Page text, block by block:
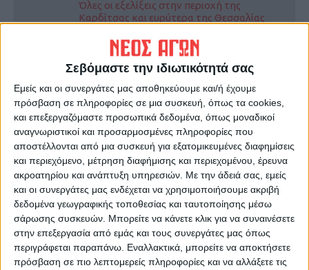
Σεβόμαστε την ιδιωτικότητά σας
Εμείς και οι συνεργάτες μας αποθηκεύουμε και/ή έχουμε
πρόσβαση σε πληροφορίες σε μια συσκευή, όπως τα cookies,
και επεξεργαζόμαστε προσωπικά δεδομένα, όπως μοναδικοί
αναγνωριστικοί και προσαρμοσμένες πληροφορίες που
αποστέλλονται από μια συσκευή για εξατομικευμένες διαφημίσεις
και περιεχόμενο, μέτρηση διαφήμισης και περιεχομένου, έρευνα
ακροατηρίου και ανάπτυξη υπηρεσιών. Με την άδειά σας, εμείς
και οι συνεργάτες μας ενδέχεται να χρησιμοποιήσουμε ακριβή
δεδομένα γεωγραφικής τοποθεσίας και ταυτοποίησης μέσω
σάρωσης συσκευών. Μπορείτε να κάνετε κλικ για να συναινέσετε
στην επεξεργασία από εμάς και τους συνεργάτες μας όπως
περιγράφεται παραπάνω. Εναλλακτικά, μπορείτε να αποκτήσετε
πρόσβαση σε πιο λεπτομερείς πληροφορίες και να αλλάξετε τις
Όλες οι εξελίξεις στην περιοχή της
Καρδίτσας και ευρύτερα της Θεσσαλίας
ΠΡΟΗΓΟΥΜΕΝΟ ΑΡΘΡΟ
παρουσιάζεται στην
Αναγέννηση και οι
προϋποθέσεις...
ΕΠΟΜΕΝΟ ΑΡΘΡΟ
Καρδίτσας στη μετά...
κορωνοϊού εποχή
ΝΕΟΣ ΑΓΩΝ